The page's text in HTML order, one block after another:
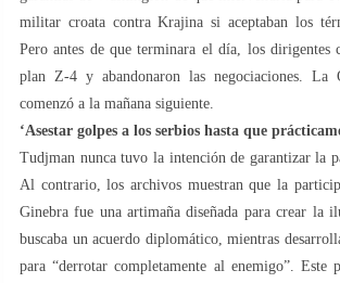
militar croata contra Krajina si aceptaban los
Pero antes de que terminara el día, los dirigentes
plan Z-4 y abandonaron las negociaciones. La
comenzó a la mañana siguiente.
‘Asestar golpes a los serbios hasta que
Tudjman nunca tuvo la intención de garantizar la
Al contrario, los archivos muestran que la
Ginebra fue una artimaña diseñada para crear la
buscaba un acuerdo diplomático, mientras
para “derrotar completamente al enemigo”. Este